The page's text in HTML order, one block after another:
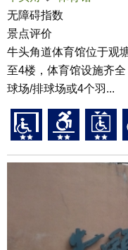
无障碍指数
景点评价
牛头角道体育馆位于观
至4楼，体育馆设施齐
球场/排球场或4个羽...